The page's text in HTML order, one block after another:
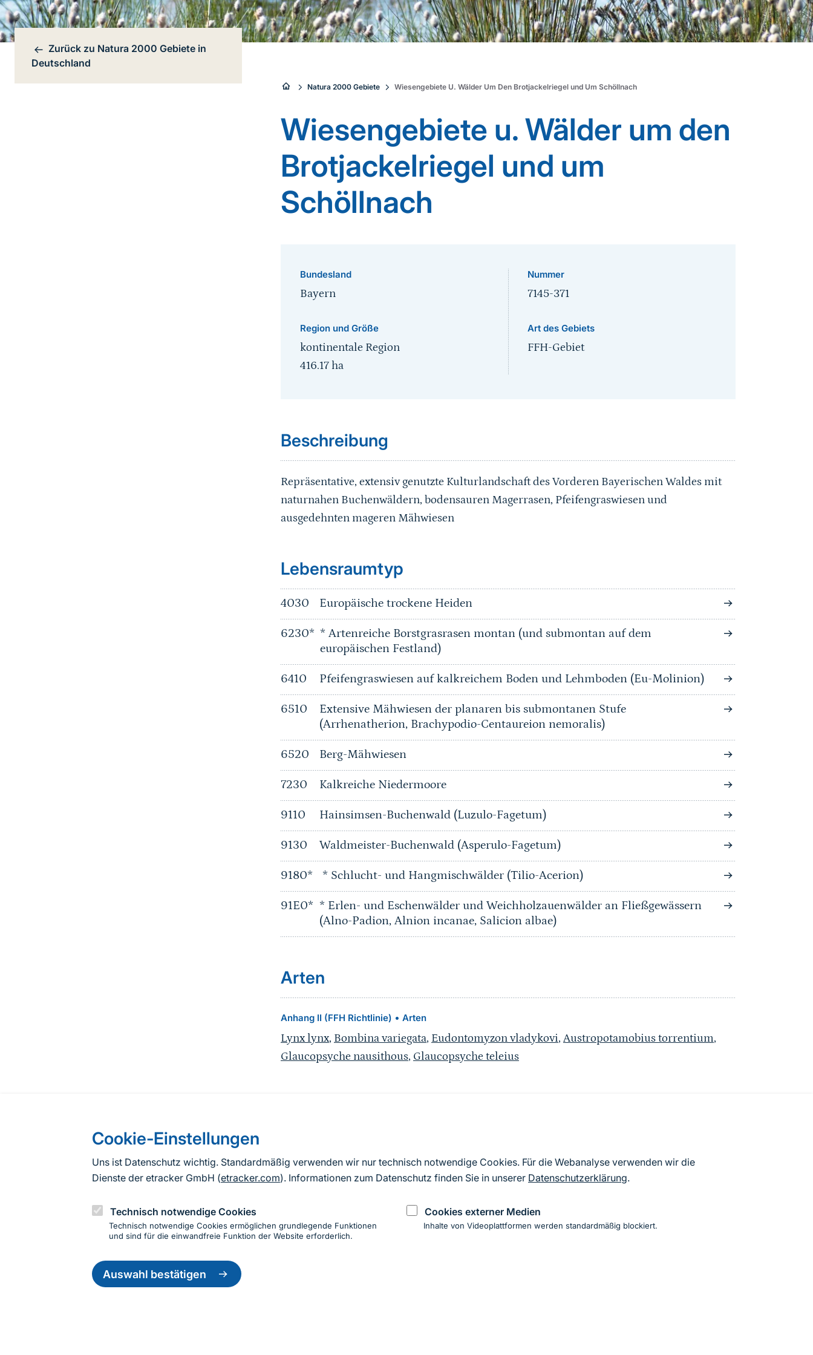
Cookie-Einstellungen
Uns ist Datenschutz wichtig. Standardmäßig verwenden wir nur technisch notwendige Cookies. Für die Webanalyse verwenden wir die
Dienste der etracker GmbH (etracker.com). Informationen zum Datenschutz finden Sie in unserer Datenschutzerklärung.
Technisch notwendige Cookies
Technisch notwendige Cookies ermöglichen grundlegende Funktionen
und sind für die einwandfreie Funktion der Website erforderlich.
Cookies externer Medien
Inhalte von Videoplattformen werden standardmäßig blockiert.
Auswahl bestätigen
Einwilligung
zurückziehen
Bereichsnavigation
Zurück zu Natura 2000 Gebiete in
Deutschland
Sie
sind
hier:
Natura 2000 Gebiete Wiesengebiete U. Wälder Um Den Brotjackelriegel und Um Schöllnach
Wiesengebiete u. Wälder um den
Brotjackelriegel und um
Schöllnach
Bundesland
Bayern
Region und Größe
kontinentale Region
416.17ha
Nummer
7145-371
Art des Gebiets
FFH-Gebiet
Beschreibung
Repräsentative, extensiv genutzte Kulturlandschaft des Vorderen Bayerischen Waldes mit
naturnahen Buchenwäldern, bodensauren Magerrasen, Pfeifengraswiesen und
ausgedehnten mageren Mähwiesen
Sprungmarke
Lebensraumtyp
4030 Europäische trockene Heiden
6230* * Artenreiche Borstgrasrasen montan (und submontan auf dem
europäischen Festland)
6410 Pfeifengraswiesen auf kalkreichem Boden und Lehmboden (Eu-Molinion)
6510
Extensive Mähwiesen der planaren bis submontanen Stufe
(Arrhenatherion, Brachypodio-Centaureion nemoralis)
6520 Berg-Mähwiesen
7230 Kalkreiche Niedermoore
9110 Hainsimsen-Buchenwald (Luzulo-Fagetum)
9130 Waldmeister-Buchenwald (Asperulo-Fagetum)
9180* * Schlucht- und Hangmischwälder (Tilio-Acerion)
91E0* * Erlen- und Eschenwälder und Weichholzauenwälder an Fließgewässern
(Alno-Padion, Alnion incanae, Salicion albae)
Arten
Anhang II (FFH Richtlinie) • Arten
Lynx lynx, Bombina variegata, Eudontomyzon vladykovi, Austropotamobius torrentium,
Glaucopsyche nausithous, Glaucopsyche teleius
Nach Angaben der an die EU übermittelten Standarddatenbögen Deutschlands (Stand:
2019). Aus besonderen Schutzgründen enthalten die zur Veröffentlichung freigegebenen
Informationen zur Seite